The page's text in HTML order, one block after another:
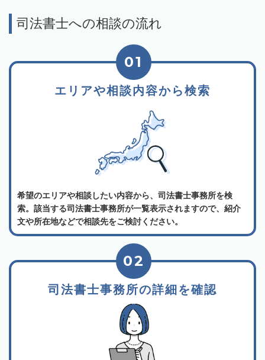
司法書士への相談の流れ
エリアや相談内容から検索
01
希望のエリアや相談したい内容から、司法書士事務所を検
索。該当する司法書士事務所が一覧表示されますので、紹介
文や所在地などで相談先をご検討ください。
司法書士事務所の詳細を確認
02